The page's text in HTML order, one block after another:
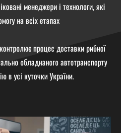
менеджери і технологи, які
на всіх етапах
процес доставки рибної
обладнаного автотранспорту
в усі куточки України.